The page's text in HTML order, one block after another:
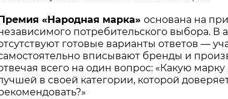
Премия «Народная марка» основана на
потребительского выбора. В
готовые варианты ответов —
вписывают бренды и
всего на один вопрос: «Какую марку
в своей категории, которой